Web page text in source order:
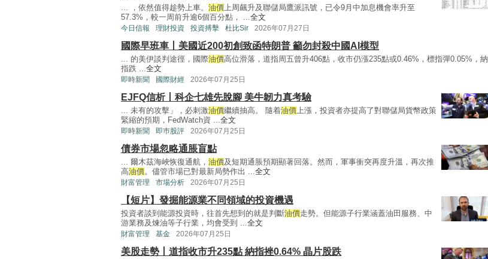
... ，依然值得趁勢上車。 油價 上周飆升及聯儲局鷹派訊號，已令9月中加息機會率升至
57.3%，較一周前升逾6個百分點， ... 全文
今日信報 理財投資 投資搏擊 杜比Sir 2026年07月27日
國際早班車丨美國近200初創致函特朗普 籲勿封殺中國AI模型
... 的美伊談判途徑，國際油價高位滑落，道指周五曾升406點，收市仍漲235點或0.46%，標指彈0.05%，納
指跌 ... 全文
即時新聞 國際財經 2026年07月25日
EJFQ信析丨科企七雄先脫腳 美牛韌力真考驗
... 未有的攻擊」，必刺激油價繼續抽高。 隨着油價 上漲，投資者亦提高了對聯儲局貨幣政策
緊縮的預期，FedWatch資 ... 全文
即時新聞 即巿股評 2026年07月25日
債券市場忽略通脹盲點
... 爾木茲海峽恢復通航， 油價及短期通脹預期顯著回落。然而，軍事衝突再度升溫，再次推
高油價。儘管市場已對最新局勢作出 ... 全文
財富管理 市場分析 2026年07月25日
【短片】發掘能源業不同領域的投資機遇
投資者談到能源投資時，往首先想到的就是判斷油價走勢。但能源子行業涵蓋油田服務、中
游業務及煉油等子行業，均會受到 ... 全文
財富管理 基金 2026年07月25日
美股走勢丨道指收市升235點 納指挫0.64% 晶片股跌